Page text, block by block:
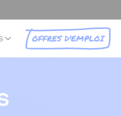
OFFRES D'EMPLOI